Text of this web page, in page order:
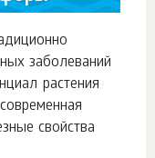
заболеваний
растения
свойства